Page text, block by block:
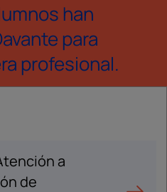
han
para
profesional.
a
de